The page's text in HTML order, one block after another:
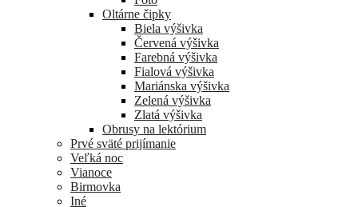
Oltárne čipky
Biela výšivka
Červená výšivka
Farebná výšivka
Fialová výšivka
Mariánska výšivka
Zelená výšivka
Zlatá výšivka
Obrusy na lektórium
Prvé sväté prijímanie
Veľká noc
Vianoce
Birmovka
Iné